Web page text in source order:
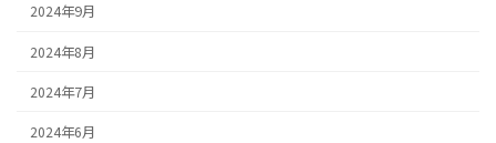
2024年9月
2024年8月
2024年7月
2024年6月